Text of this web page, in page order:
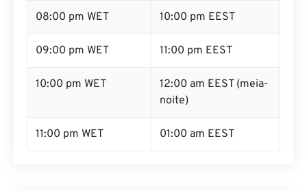
08:00 pm WET 10:00 pm EEST
09:00 pm WET 11:00 pm EEST
10:00 pm WET
12:00 am EEST (meia-
noite)
11:00 pm WET 01:00 am EEST